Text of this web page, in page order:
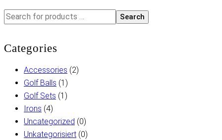
Search
Categories
Accessories (2)
Golf Balls (1)
Golf Sets (1)
Irons (4)
Uncategorized (0)
Unkategorisiert (0)